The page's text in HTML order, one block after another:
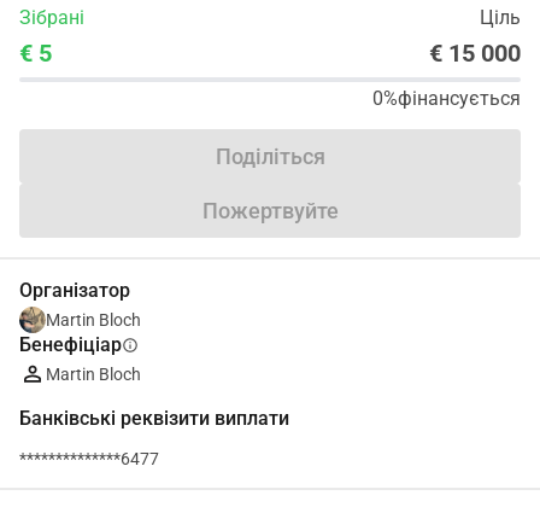
Зібрані Ціль
€ 5 € 15 000
0%фінансується
Поділіться
Пожертвуйте
Організатор
Martin Bloch
Бенефіціарinfo
Martin Bloch
Банківські реквізити виплати
**************6477